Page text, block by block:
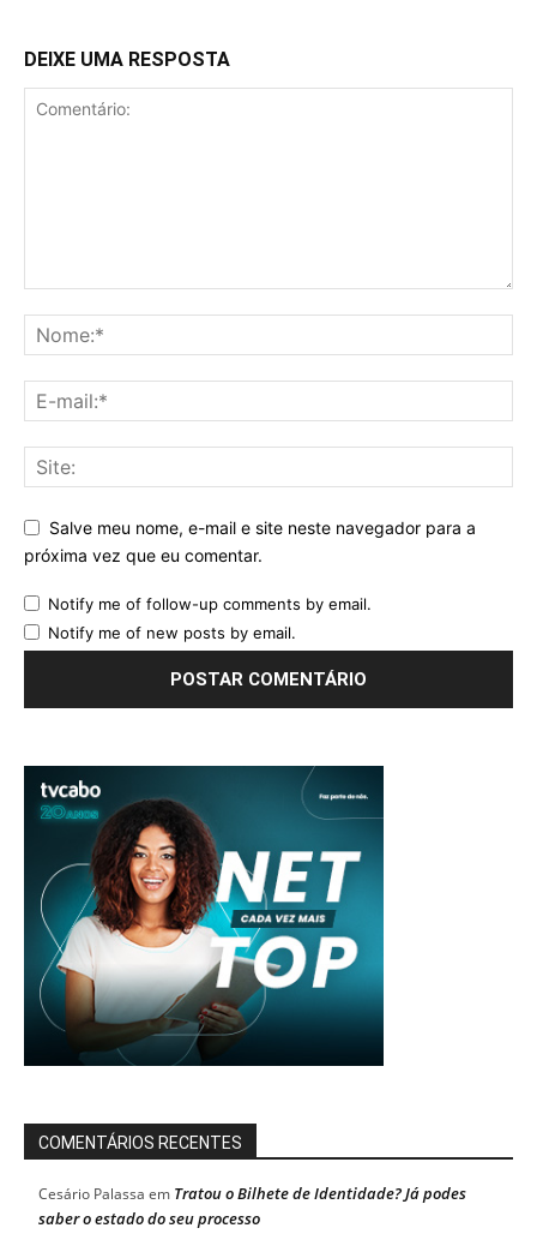
DEIXE UMA RESPOSTA
Salve meu nome, e-mail e site neste navegador para a
próxima vez que eu comentar.
Notify me of follow-up comments by email.
Notify me of new posts by email.
COMENTÁRIOS RECENTES
Cesário Palassa em Tratou o Bilhete de Identidade? Já podes
saber o estado do seu processo